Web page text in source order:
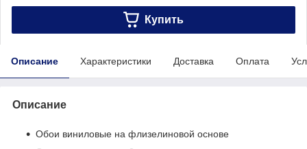
Купить
Описание Характеристики Доставка Оплата
Описание
Обои виниловые на флизелиновой основе